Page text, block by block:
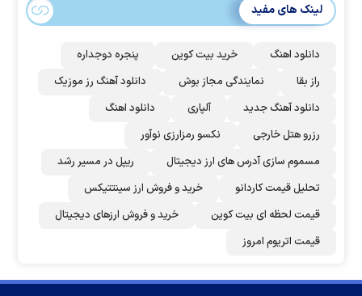
لینک های مفید
دانلود اهنگ خرید بیت کوین
پنجره دوجداره
راز بقا
نمایندگی مجاز بوش
دانلود آهنگ رز‌ موزیک
دانلود آهنگ جدید
آلپاری
دانلود اهنگ
رزرو هتل خارجی
نکسو رمزارزی نوآور
مسموم سازی آدرس های ارز دیجیتال
ریپل در مسیر رشد
تحلیل قیمت کاردانو
خرید و فروش ارز سینتتیکس
قیمت لحظه ای بیت کوین
خرید و فروش ارزهای دیجیتال
قیمت اتریوم امروز